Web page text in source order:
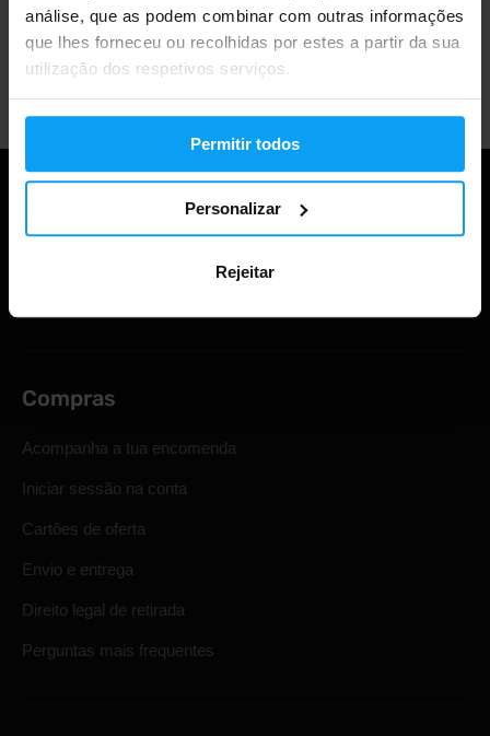
análise, que as podem combinar com outras informações
que lhes forneceu ou recolhidas por estes a partir da sua
utilização dos respetivos serviços.
Permitir todos
Personalizar
Rejeitar
Apoio ao cliente profissional
Compras
Acompanha a tua encomenda
Iniciar sessão na conta
Cartões de oferta
Envio e entrega
Direito legal de retirada
Perguntas mais frequentes